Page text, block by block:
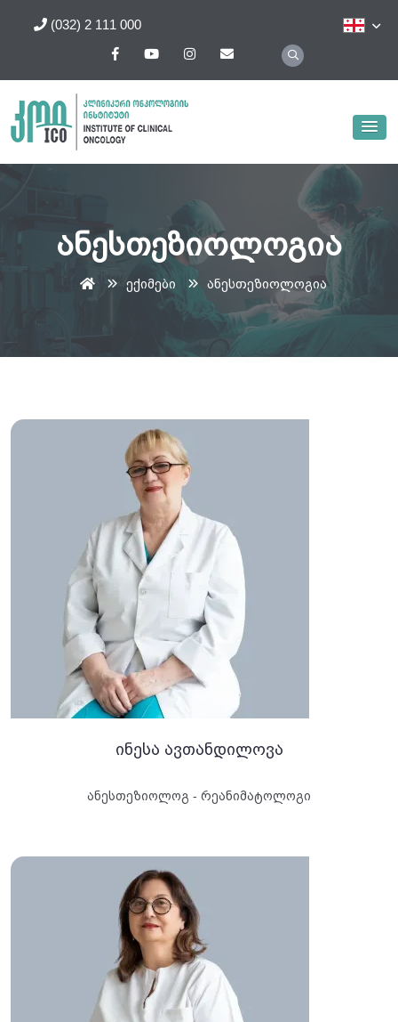
(032) 2 111 000
ანესთეზიოლოგია
ექიმები ანესთეზიოლოგია
ინესა ავთანდილოვა
ანესთეზიოლოგ - რეანიმატოლოგი